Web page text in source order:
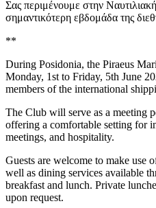
Σας περιμένουμε στην
σημαντικότερη εβδομάδα της
**
During Posidonia, the Piraeus
Monday, 1st to Friday, 5th June
members of the international
The Club will serve as a meeting
offering a comfortable setting for
meetings, and hospitality.
Guests are welcome to make use
well as dining services available
breakfast and lunch. Private
upon request.